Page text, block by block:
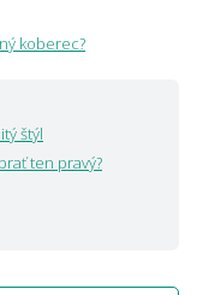
do svojho interiéru
ponukou fialových
koberec, ktorý bude
štýl
ten pravý?
koberec?